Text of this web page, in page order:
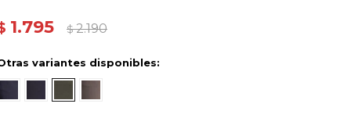
1.795 $ 2.190
variantes disponibles: